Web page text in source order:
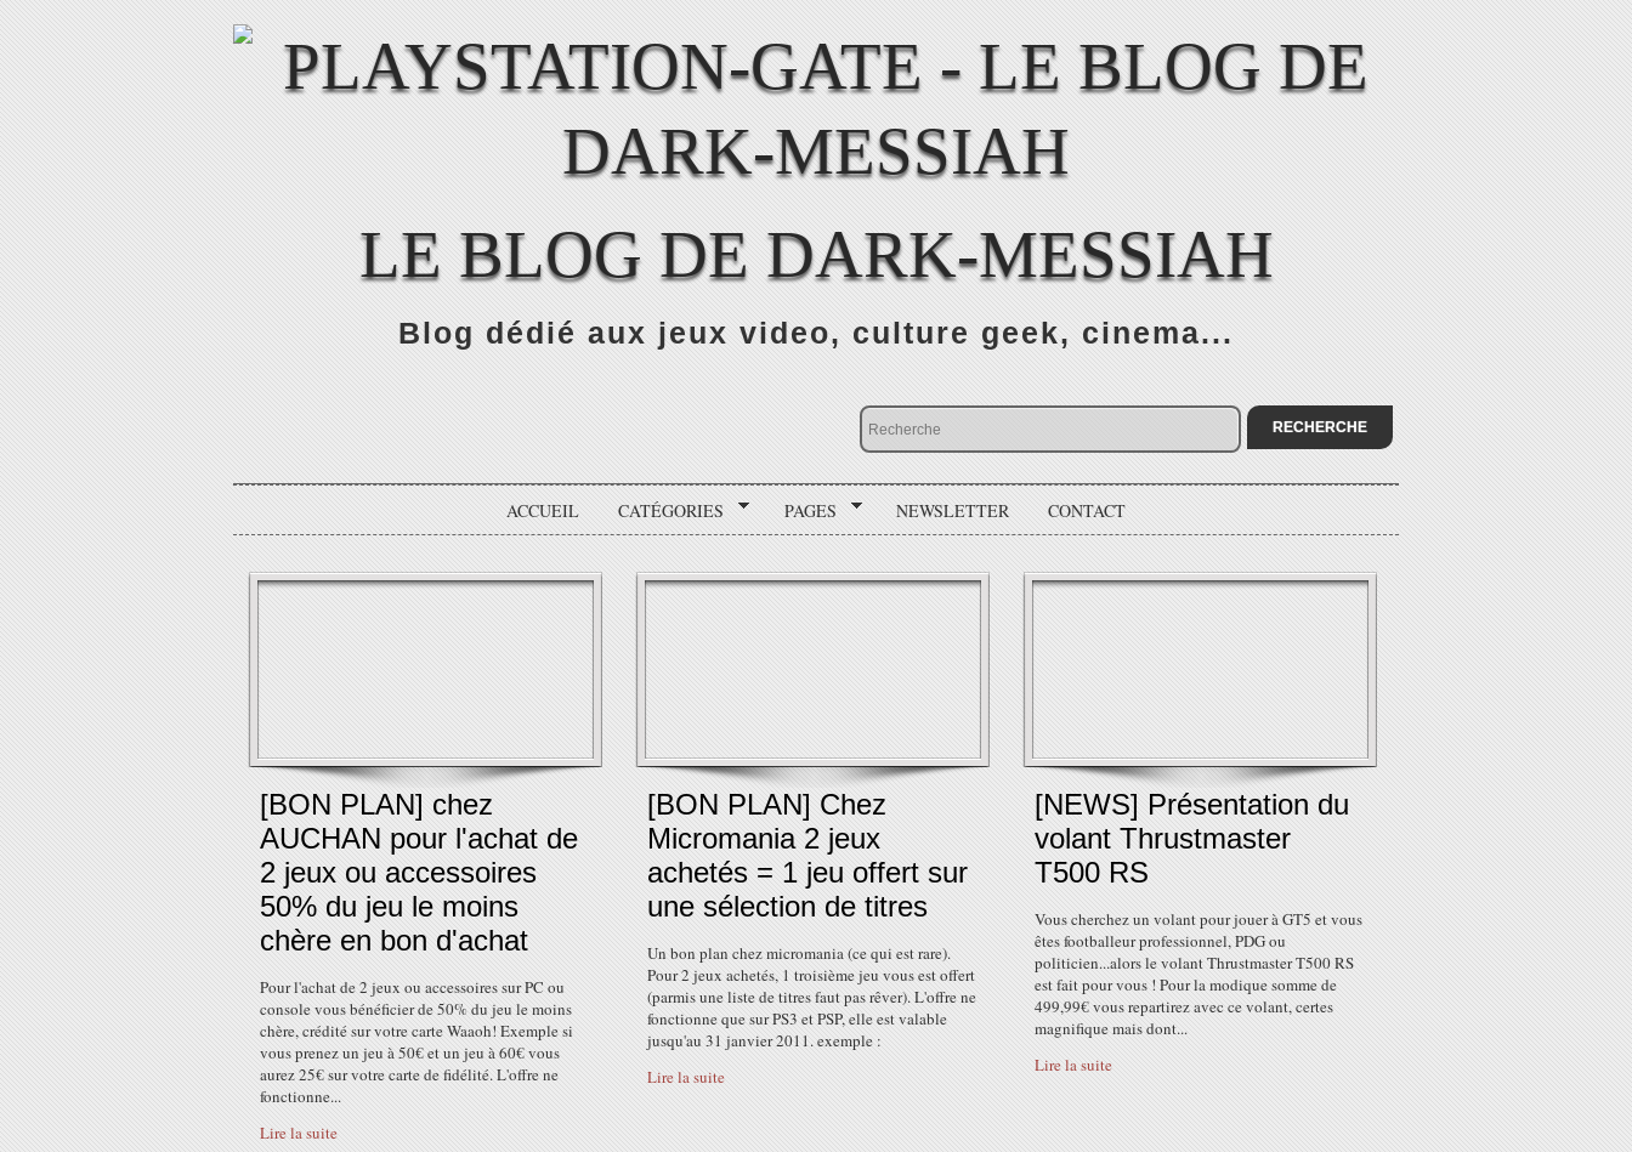
LE BLOG DE DARK-MESSIAH
Blog dédié aux jeux video, culture geek, cinema...
ACCUEIL CATÉGORIES PAGES NEWSLETTER CONTACT
[BON PLAN] chez
AUCHAN pour l'achat de
2 jeux ou accessoires
50% du jeu le moins
chère en bon d'achat
Pour l'achat de 2 jeux ou accessoires sur PC ou
console vous bénéficier de 50% du jeu le moins
chère, crédité sur votre carte Waaoh! Exemple si
vous prenez un jeu à 50€ et un jeu à 60€ vous
aurez 25€ sur votre carte de fidélité. L'offre ne
fonctionne...
Lire la suite
[BON PLAN] Chez
Micromania 2 jeux
achetés = 1 jeu offert sur
une sélection de titres
Un bon plan chez micromania (ce qui est rare).
Pour 2 jeux achetés, 1 troisième jeu vous est offert
(parmis une liste de titres faut pas rêver). L'offre ne
fonctionne que sur PS3 et PSP, elle est valable
jusqu'au 31 janvier 2011. exemple :
Lire la suite
[NEWS] Présentation du
volant Thrustmaster
T500 RS
Vous cherchez un volant pour jouer à GT5 et vous
êtes footballeur professionnel, PDG ou
politicien...alors le volant Thrustmaster T500 RS
est fait pour vous ! Pour la modique somme de
499,99€ vous repartirez avec ce volant, certes
magnifique mais dont...
Lire la suite